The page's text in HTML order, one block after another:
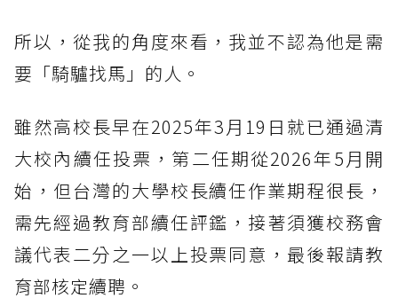
所以，從我的角度來看，我並不認為他是需
要「騎驢找馬」的人。
雖然高校長早在2025年3月19日就已通過清
大校內續任投票，第二任期從2026年5月開
始，但台灣的大學校長續任作業期程很長，
需先經過教育部續任評鑑，接著須獲校務會
議代表二分之一以上投票同意，最後報請教
育部核定續聘。